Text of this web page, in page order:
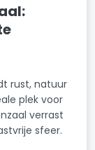
rust, natuur
plek voor
verrast
sfeer.